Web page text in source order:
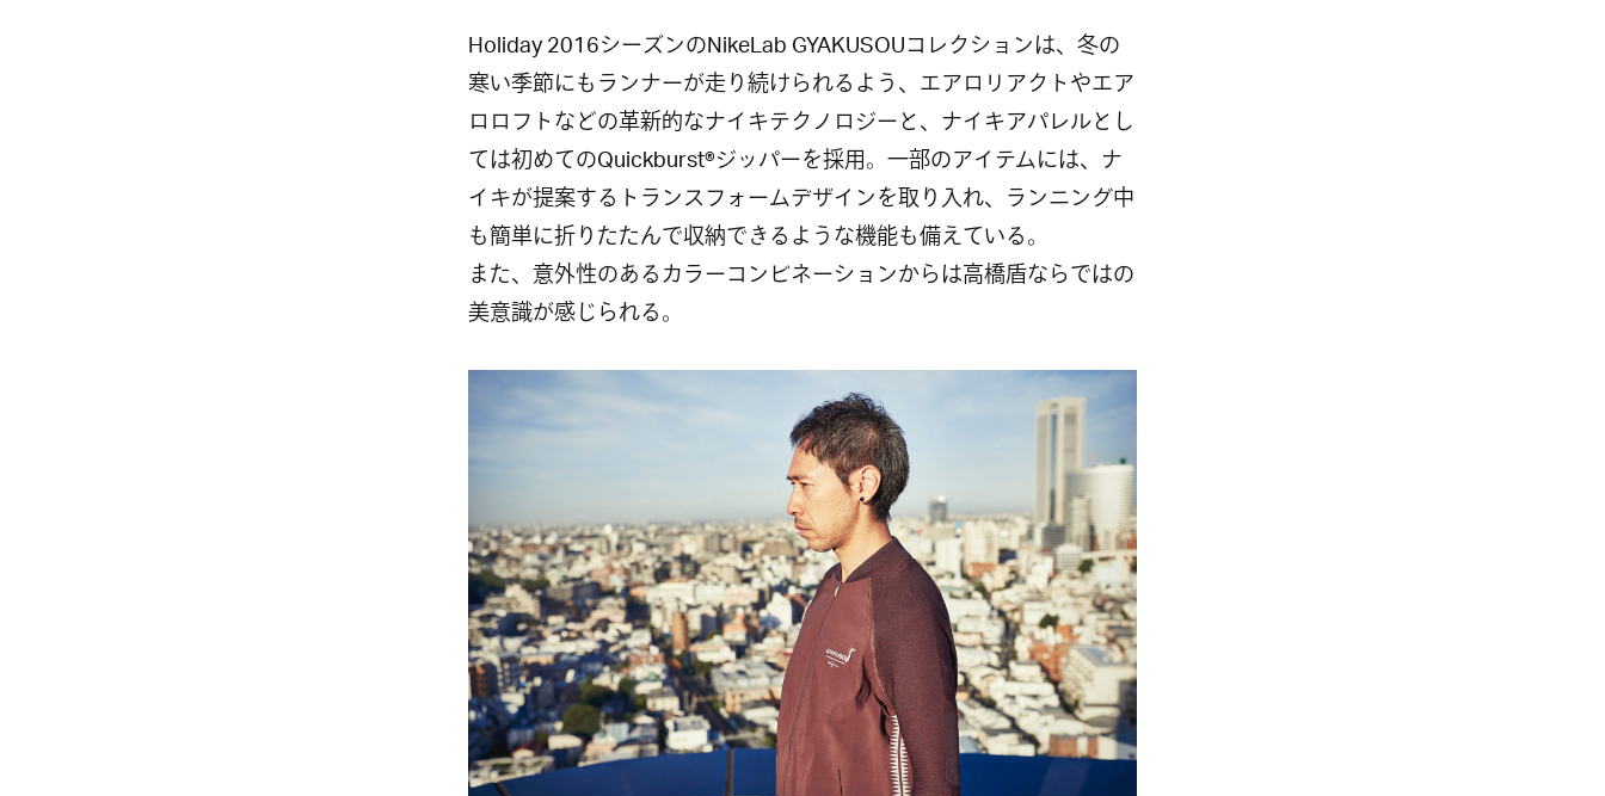
Holiday 2016シーズンのNikeLab GYAKUSOUコレクションは、冬の
寒い季節にもランナーが走り続けられるよう、エアロリアクトやエア
ロロフトなどの革新的なナイキテクノロジーと、ナイキアパレルとし
ては初めてのQuickburst®ジッパーを採用。一部のアイテムには、ナ
イキが提案するトランスフォームデザインを取り入れ、ランニング中
も簡単に折りたたんで収納できるような機能も備えている。
また、意外性のあるカラーコンビネーションからは高橋盾ならではの
美意識が感じられる。